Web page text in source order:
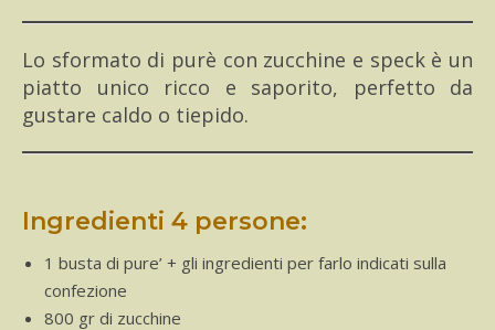
Lo sformato di purè con zucchine e speck è un
piatto unico ricco e saporito, perfetto da
gustare caldo o tiepido.
Ingredienti 4 persone:
1 busta di pure’ + gli ingredienti per farlo indicati sulla
confezione
800 gr di zucchine